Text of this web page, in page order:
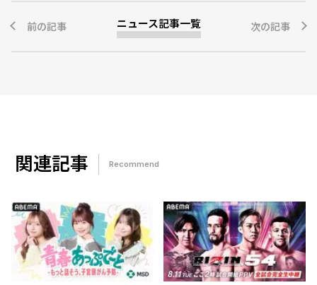
前の記事 ニュース記事一覧 次の記事
関連記事 Recommend